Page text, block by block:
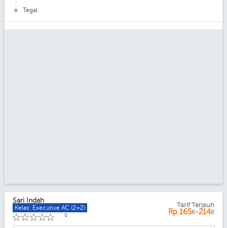
Tegal
Sari Indah
Kelas: Executive AC (2+2)
☆
☆
☆
☆
☆ 0
Tarif Terjauh
Rp 165K-214K